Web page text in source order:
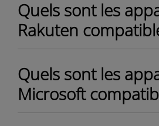
Quels sont les
Rakuten
Quels sont les
Microsoft